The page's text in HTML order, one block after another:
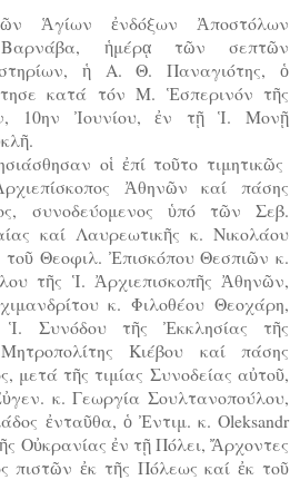
Ἁγίων ἐνδόξων Ἀποστόλων
ἡμέρᾳ τῶν σεπτῶν
ἡ Α. Θ. Παναγιότης, ὁ
κατά τόν Μ. Ἑσπερινόν τῆς
10ην Ἰουνίου, ἐν τῇ Ἱ. Μονῇ
οἱ ἐπί τοῦτο τιμητικῶς
Ἀθηνῶν καί πάσης
συνοδεύομενος ὑπό τῶν Σεβ.
καί Λαυρεωτικῆς κ. Νικολάου
Θεοφιλ. Ἐπισκόπου Θεσπιῶν κ.
τῆς Ἱ. Ἀρχιεπισκοπῆς Ἀθηνῶν,
κ. Φιλοθέου Θεοχάρη,
Ἱ. Συνόδου τῆς Ἐκκλησίας τῆς
Κιέβου καί πάσης
μετά τῆς τιμίας Συνοδείας αὐτοῦ,
κ. Γεωργία Σουλτανοπούλου,
ἐνταῦθα, ὁ Ἐντιμ. κ. Oleksandr
Οὐκρανίας ἐν τῇ Πόλει, Ἄρχοντες
πιστῶν ἐκ τῆς Πόλεως καί ἐκ τοῦ